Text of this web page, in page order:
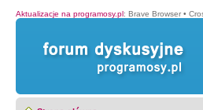
Aktualizacje na programosy.pl: Brave Browser •